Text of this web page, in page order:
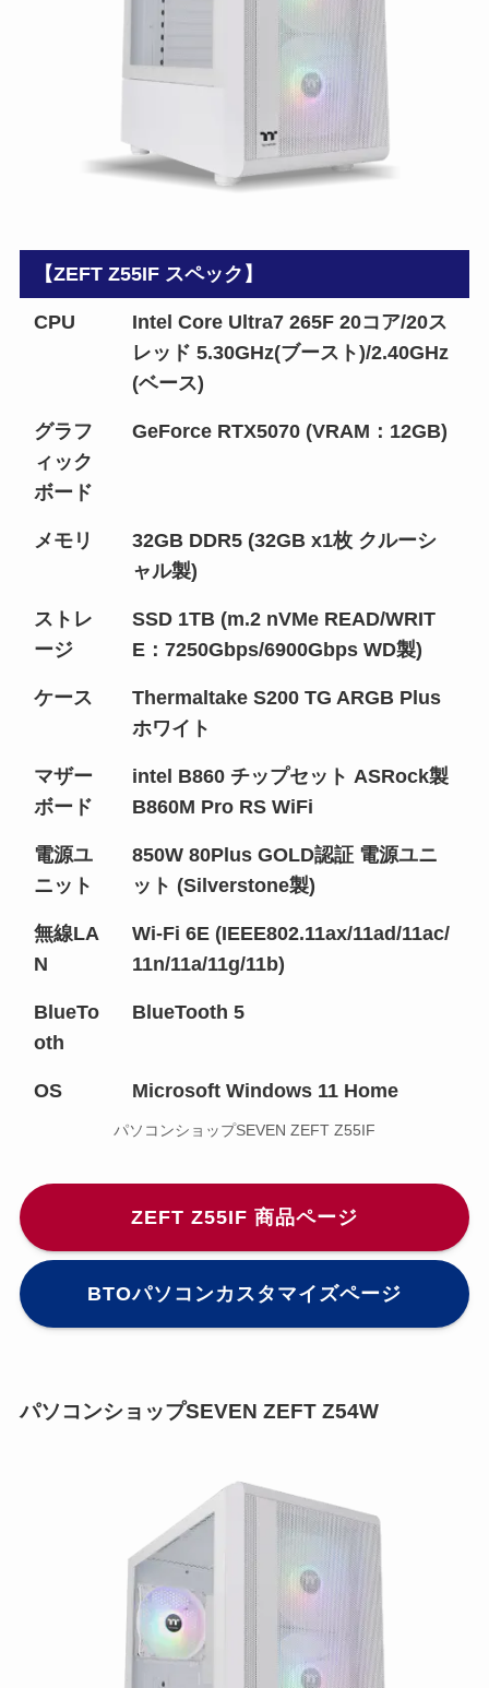
【ZEFT Z55IF スペック】
CPU
Intel Core Ultra7 265F 20コア/20ス
レッド 5.30GHz(ブースト)/2.40GHz
(ベース)
グラフ
ィック
ボード
GeForce RTX5070 (VRAM：12GB)
メモリ
32GB DDR5 (32GB x1枚 クルーシ
ャル製)
ストレ
ージ
SSD 1TB (m.2 nVMe READ/WRIT
E：7250Gbps/6900Gbps WD製)
ケース
Thermaltake S200 TG ARGB Plus
ホワイト
マザー
ボード
intel B860 チップセット ASRock製
B860M Pro RS WiFi
電源ユ
ニット
850W 80Plus GOLD認証 電源ユニ
ット (Silverstone製)
無線LA
N
Wi-Fi 6E (IEEE802.11ax/11ad/11ac/
11n/11a/11g/11b)
BlueTo
oth
BlueTooth 5
OS Microsoft Windows 11 Home
パソコンショップSEVEN ZEFT Z55IF
ZEFT Z55IF 商品ページ
BTOパソコンカスタマイズページ
パソコンショップSEVEN ZEFT Z54W